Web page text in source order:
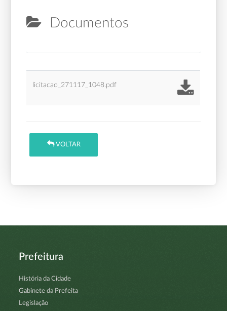
Documentos
licitacao_271117_1048.pdf
VOLTAR
Prefeitura
História da Cidade
Gabinete da Prefeita
Legislação